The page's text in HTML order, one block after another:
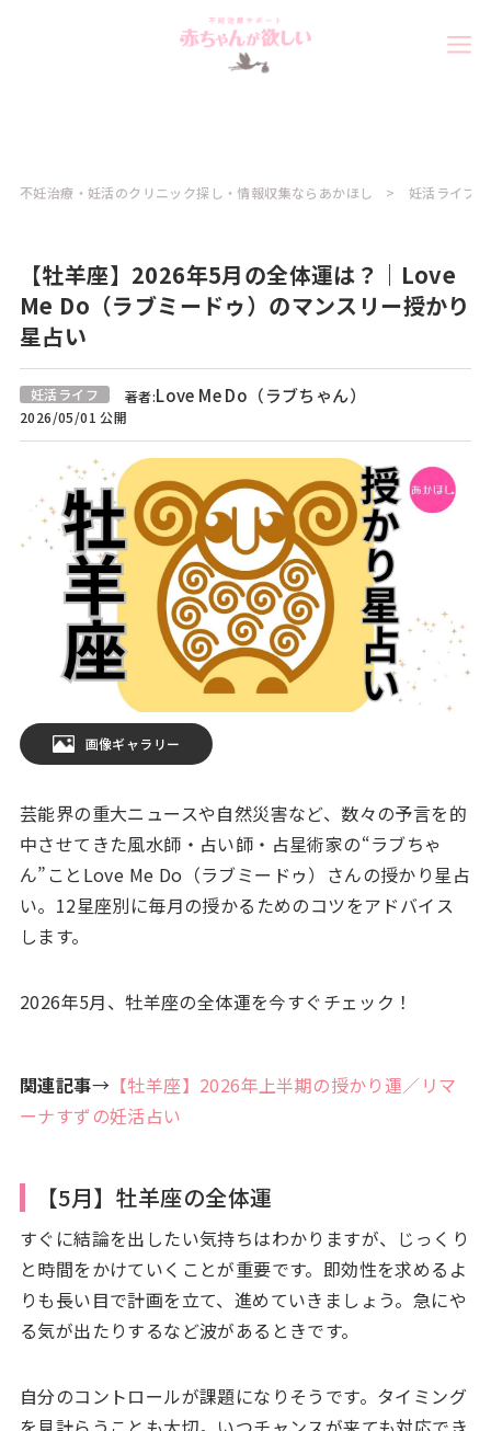
不妊治療・妊活のクリニック探し・情報収集ならあかほし 妊活ライフ
【牡羊座】2026年5月の全体運は？｜Love
Me Do（ラブミードゥ）のマンスリー授かり
星占い
妊活ライフ 著者:Love Me Do（ラブちゃん）
2026/05/01 公開
画像ギャラリー
芸能界の重大ニュースや自然災害など、数々の予言を的
中させてきた風水師・占い師・占星術家の“ラブちゃ
ん”ことLove Me Do（ラブミードゥ）さんの授かり星占
い。12星座別に毎月の授かるためのコツをアドバイス
します。
2026年5月、牡羊座の全体運を今すぐチェック！
関連記事→【牡羊座】2026年上半期の授かり運／リマ
ーナすずの妊活占い
【5月】牡羊座の全体運
すぐに結論を出したい気持ちはわかりますが、じっくり
と時間をかけていくことが重要です。即効性を求めるよ
りも長い目で計画を立て、進めていきましょう。急にや
る気が出たりするなど波があるときです。
自分のコントロールが課題になりそうです。タイミング